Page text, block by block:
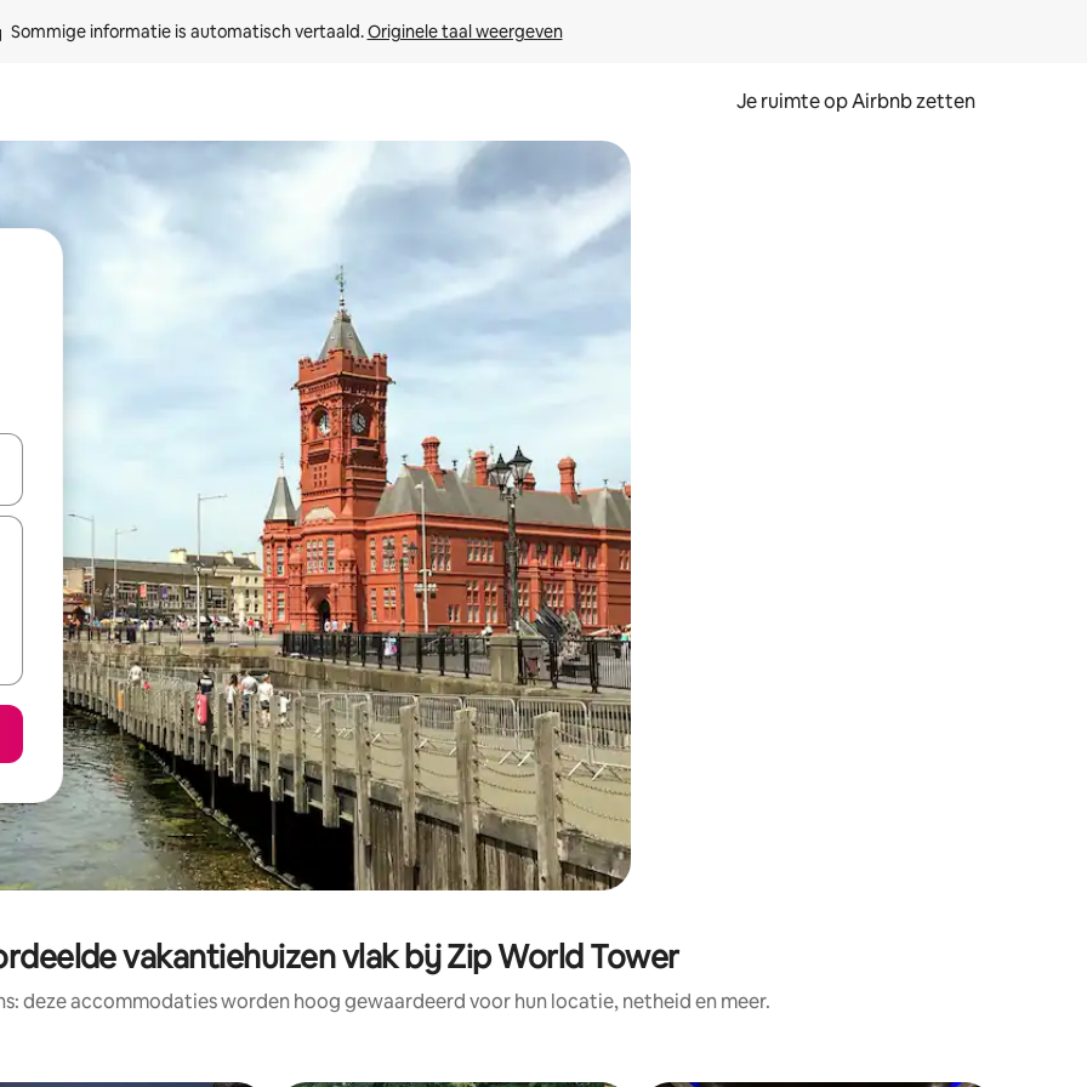
Sommige informatie is automatisch vertaald. Originele taal weergeven
Je ruimte op Airbnb zetten
keuze met je de pijltjestoetsen omhoog en omlaag, óf door te tikken of swipen.
vakantiehuizen vlak bij Zip World Tower
deze accommodaties worden hoog gewaardeerd voor hun locatie, netheid en meer.